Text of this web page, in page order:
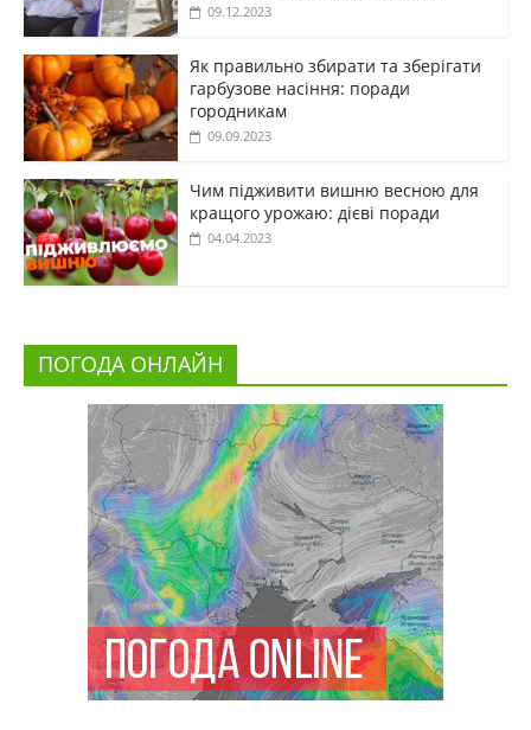
09.12.2023
Як правильно збирати та зберігати
гарбузове насіння: поради
городникам
09.09.2023
Чим підживити вишню весною для
кращого урожаю: дієві поради
04.04.2023
ПОГОДА ОНЛАЙН